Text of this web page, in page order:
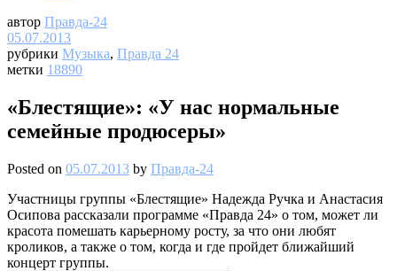
автор Правда-24
05.07.2013
рубрики Музыка, Правда 24
метки 18890
«Блестящие»: «У нас нормальные
семейные продюсеры»
Posted on 05.07.2013 by Правда-24
Участницы группы «Блестящие» Надежда Ручка и Анастасия
Осипова рассказали программе «Правда 24» о том, может ли
красота помешать карьерному росту, за что они любят
кроликов, а также о том, когда и где пройдет ближайший
концерт группы.